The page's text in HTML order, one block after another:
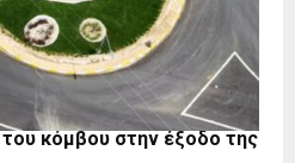
κόμβου στην έξοδο της